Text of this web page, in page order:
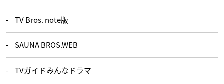
TV Bros. note版
SAUNA BROS.WEB
TVガイドみんなドラマ